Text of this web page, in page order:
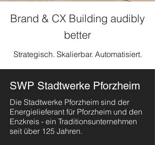
Brand & CX Building audibly
better
Strategisch. Skalierbar. Automatisiert.
SWP Stadtwerke Pforzheim
Die Stadtwerke Pforzheim sind der
Energielieferant für Pforzheim und den
Enzkreis - ein Traditionsunternehmen
seit über 125 Jahren.